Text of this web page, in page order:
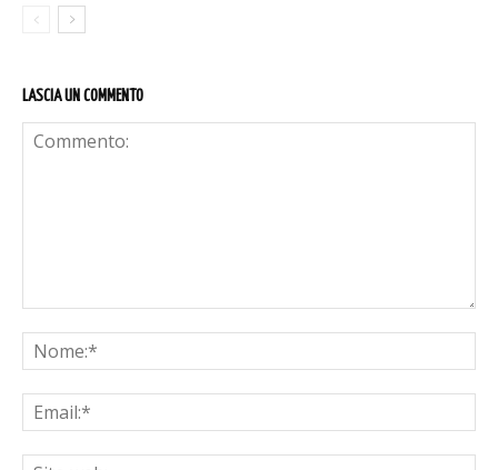
LASCIA UN COMMENTO